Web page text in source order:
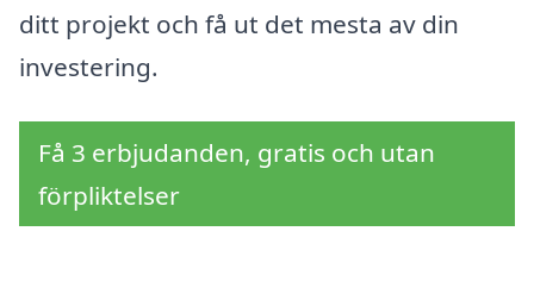
ditt projekt och få ut det mesta av din
investering.
Få 3 erbjudanden, gratis och utan
förpliktelser